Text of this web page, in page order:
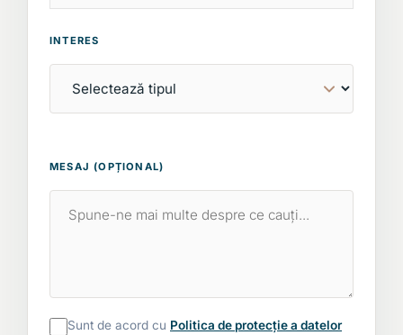
INTERES
MESAJ (OPȚIONAL)
Sunt de acord cu Politica de protecție a datelor